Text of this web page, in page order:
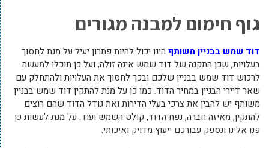
גוף חימום למבנה מגורים
דוד שמש בבניין משותף הינו יכול להיות פתרון יעיל על מנת לחסוך
בעלויות, שכן התקנה של דוד שמש אינה זולה, ועל כן תוכלו למעשה
לרכוש דוד שמש בבניין שלכם ובכך לחסוך את העלויות ולהתחלק עם
שאר דיירי הבניין במחיר הדוד. כמו כן על מנת להתקין דוד שמש בבניין
משותף יש להבין את צרכי בעלי הדירות ואת גודל הדוד שהם רוצים
להתקין, מאיזה חברה, נפח הדוד, קולט השמש ועוד. על מנת לעשות כן
פנו אלינו ונספק עבורכם ייעוץ מדויק ואיכותי.